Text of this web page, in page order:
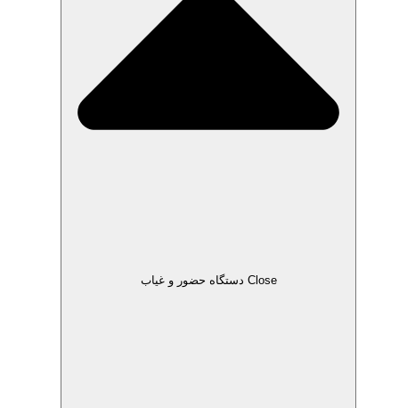
Close دستگاه حضور و غیاب